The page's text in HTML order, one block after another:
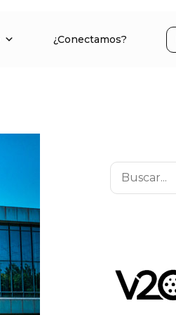
¿Conectamos?
Buscar: